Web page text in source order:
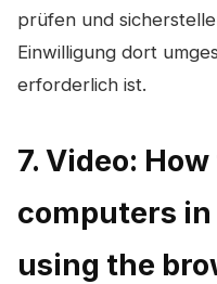
prüfen und
Einwilligung dort
erforderlich ist.
7. Video:
computers
using the